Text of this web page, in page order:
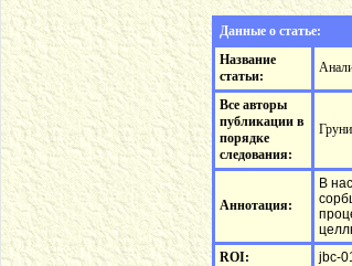
Данные о статье:
Название
статьи:
Все авторы
публикации в
порядке
следования:
Аннотация:
В
ROI:
jbc-